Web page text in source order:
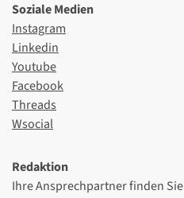
Soziale Medien
Instagram
Linkedin
Youtube
Facebook
Threads
Wsocial
Redaktion
Ihre Ansprechpartner finden Sie